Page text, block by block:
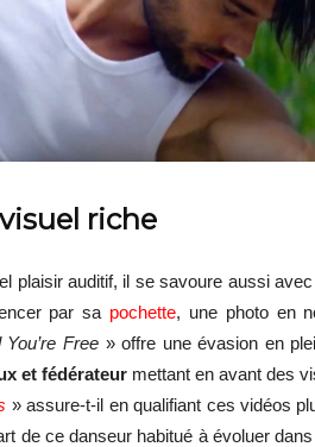
riche
plaisir auditif, il se savoure aussi
par sa pochette, une photo en
You’re Free» offre une évasion en
et fédérateur mettant en avant des
» assure-t-il en qualifiant ces vidéos
de ce danseur habitué à évoluer